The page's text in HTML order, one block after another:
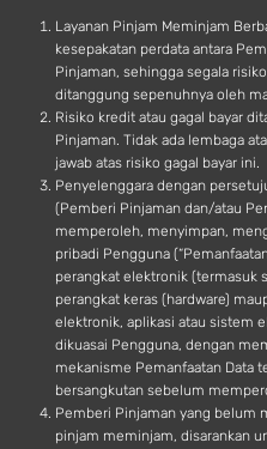
Layanan Pinjam Meminjam
kesepakatan perdata antara
Pinjaman, sehingga segala
ditanggung sepenuhnya oleh
Risiko kredit atau gagal bayar
Pinjaman. Tidak ada lembaga
jawab atas risiko gagal bayar ini.
Penyelenggara dengan
(Pemberi Pinjaman dan/atau
memperoleh, menyimpan,
pribadi Pengguna
perangkat elektronik (termasuk
perangkat keras (hardware)
elektronik, aplikasi atau sistem
dikuasai Pengguna, dengan
mekanisme Pemanfaatan Data
bersangkutan sebelum
Pemberi Pinjaman yang belum
pinjam meminjam, disarankan